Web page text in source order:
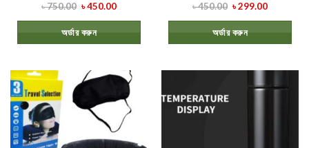
৳750.00 ৳450.00
অর্ডার করুন
৳450.00 ৳299.00
অর্ডার করুন